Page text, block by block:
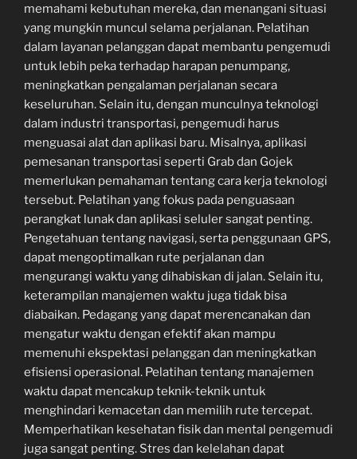
memahami kebutuhan mereka, dan menangani situasi
yang mungkin muncul selama perjalanan. Pelatihan
dalam layanan pelanggan dapat membantu pengemudi
untuk lebih peka terhadap harapan penumpang,
meningkatkan pengalaman perjalanan secara
keseluruhan. Selain itu, dengan munculnya teknologi
dalam industri transportasi, pengemudi harus
menguasai alat dan aplikasi baru. Misalnya, aplikasi
pemesanan transportasi seperti Grab dan Gojek
memerlukan pemahaman tentang cara kerja teknologi
tersebut. Pelatihan yang fokus pada penguasaan
perangkat lunak dan aplikasi seluler sangat penting.
Pengetahuan tentang navigasi, serta penggunaan GPS,
dapat mengoptimalkan rute perjalanan dan
mengurangi waktu yang dihabiskan di jalan. Selain itu,
keterampilan manajemen waktu juga tidak bisa
diabaikan. Pedagang yang dapat merencanakan dan
mengatur waktu dengan efektif akan mampu
memenuhi ekspektasi pelanggan dan meningkatkan
efisiensi operasional. Pelatihan tentang manajemen
waktu dapat mencakup teknik-teknik untuk
menghindari kemacetan dan memilih rute tercepat.
Memperhatikan kesehatan fisik dan mental pengemudi
juga sangat penting. Stres dan kelelahan dapat